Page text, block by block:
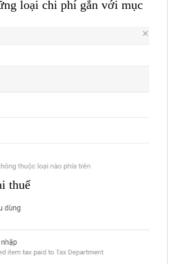
loại chi phí gắn với mục
thuế